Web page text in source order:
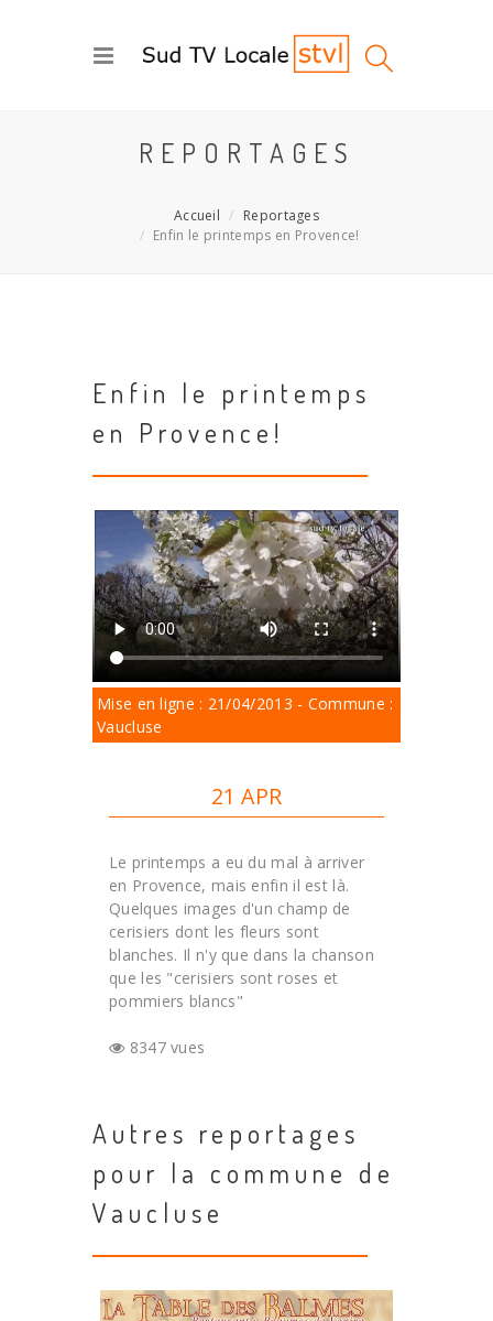
REPORTAGES
Accueil
Reportages
Enfin le printemps en Provence!
Enfin le printemps
en Provence!
Mise en ligne : 21/04/2013 - Commune :
Vaucluse
21 APR
Le printemps a eu du mal à arriver
en Provence, mais enfin il est là.
Quelques images d'un champ de
cerisiers dont les fleurs sont
blanches. Il n'y que dans la chanson
que les "cerisiers sont roses et
pommiers blancs"
8347 vues
Autres reportages
pour la commune de
Vaucluse